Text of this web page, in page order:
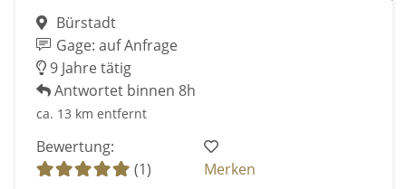
Bürstadt
Gage: auf Anfrage
9 Jahre tätig
Antwortet binnen 8h
ca. 13 km entfernt
Bewertung:
(1)
Merken